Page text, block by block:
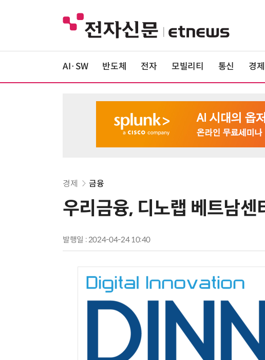
AI·SW 반도체 전자 모빌리티 통신 경제
경제 금융
우리금융, 디노랩 베트남센
발행일 : 2024-04-24 10:40